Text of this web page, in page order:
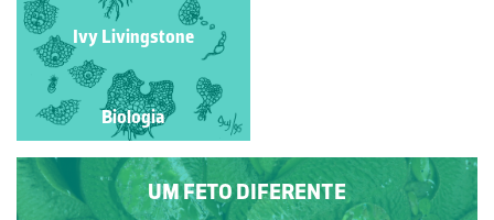
Alexandra Nobre
Biologia
UM FETO DIFERENTE
Ivy Livingstone
Biologia